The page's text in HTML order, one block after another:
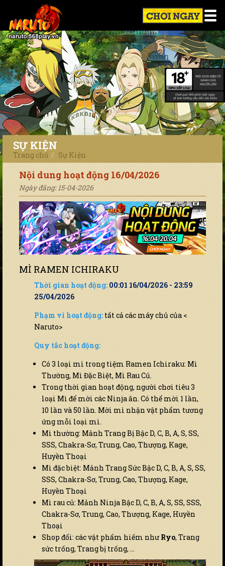
SỰ KIỆN
Trang chủ Sự Kiện
Nội dung hoạt động 16/04/2026
Ngày đăng: 15-04-2026
MÌ RAMEN ICHIRAKU
Thời gian hoạt động: 00:01 16/04/2026 - 23:59
25/04/2026
Phạm vi hoạt động: tất cả các máy chủ của <
Naruto>
Quy tắc hoạt động:
Có 3 loại mì trong tiệm Ramen Ichiraku: Mì
Thường, Mì Đặc Biệt, Mì Rau Củ.
Trong thời gian hoạt động, người chơi tiêu 3
loại Mì để mời các Ninja ăn. Có thể mời 1 lần,
10 lần và 50 lần. Mời mì nhận vật phẩm tương
ứng mỗi loại mì.
Mì thường: Mảnh Trang Bị Bậc D, C, B, A, S, SS,
SSS, Chakra-Sơ, Trung, Cao, Thượng, Kage,
Huyền Thoại
Mì đặc biệt: Mảnh Trang Sức Bậc D, C, B, A, S, SS,
SSS, Chakra-Sơ, Trung, Cao, Thượng, Kage,
Huyền Thoại
Mì rau củ: Mảnh Ninja Bậc D, C, B, A, S, SS, SSS,
Chakra-Sơ, Trung, Cao, Thượng, Kage, Huyền
Thoại
Shop đổi: các vật phẩm hiếm nhưRyo, Trang
sức trống, Trang bị trống, …